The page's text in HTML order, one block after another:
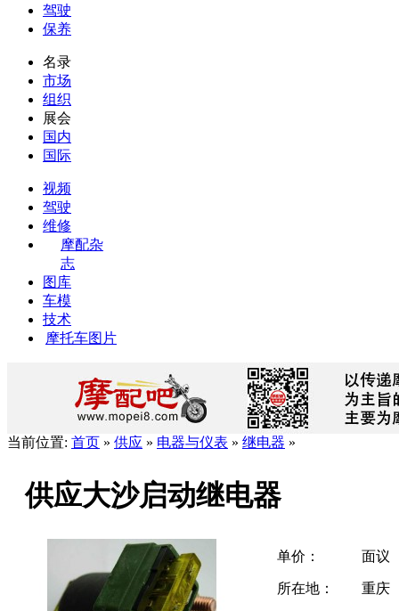
驾驶
保养
名录
市场
组织
展会
国内
国际
视频
驾驶
维修
摩配杂
志
图库
车模
技术
摩托车图片
当前位置: 首页 » 供应 » 电器与仪表 » 继电器 »
供应大沙启动继电器
单价： 面议
所在地： 重庆